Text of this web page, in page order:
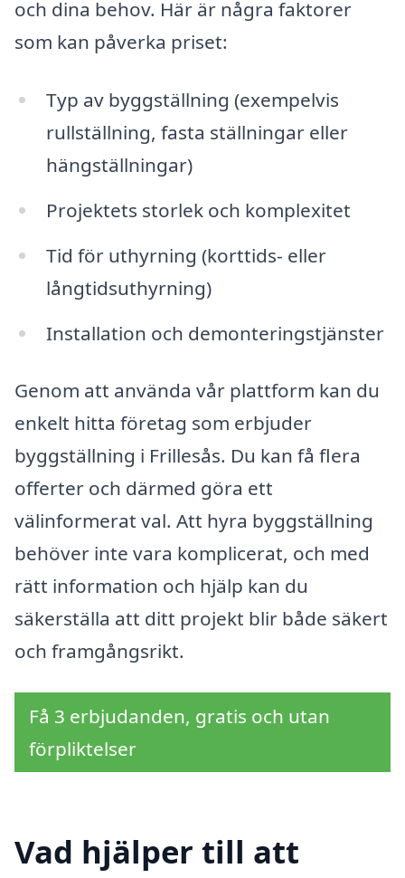
och dina behov. Här är några faktorer
som kan påverka priset:
Typ av byggställning (exempelvis
rullställning, fasta ställningar eller
hängställningar)
Projektets storlek och komplexitet
Tid för uthyrning (korttids- eller
långtidsuthyrning)
Installation och demonteringstjänster
Genom att använda vår plattform kan du
enkelt hitta företag som erbjuder
byggställning i Frillesås. Du kan få flera
offerter och därmed göra ett
välinformerat val. Att hyra byggställning
behöver inte vara komplicerat, och med
rätt information och hjälp kan du
säkerställa att ditt projekt blir både säkert
och framgångsrikt.
Få 3 erbjudanden, gratis och utan
förpliktelser
Vad hjälper till att